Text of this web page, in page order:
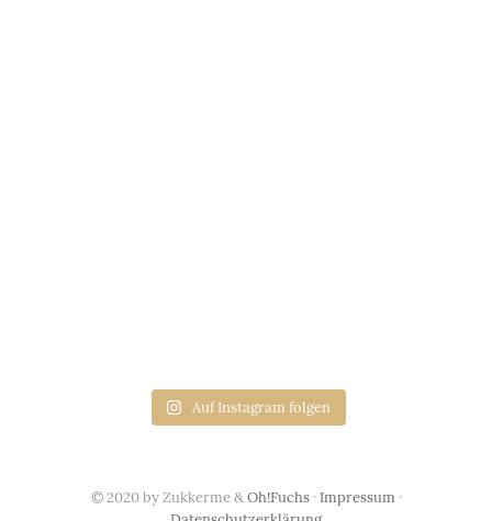
Auf Instagram folgen
© 2020 by Zukkerme &Oh!Fuchs· Impressum ·